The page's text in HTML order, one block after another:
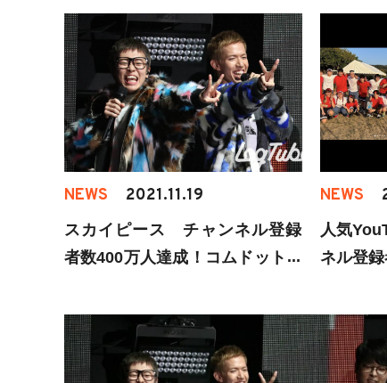
NEWS 2021.11.19
スカイピース チャンネル登録
者数400万人達成！コムドットも
NEWS
人気
ネル登